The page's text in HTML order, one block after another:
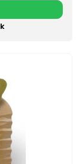
animales,